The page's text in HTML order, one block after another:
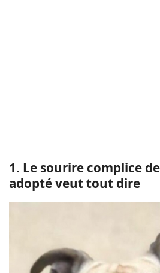
1. Le sourire complice
adopté veut tout dire